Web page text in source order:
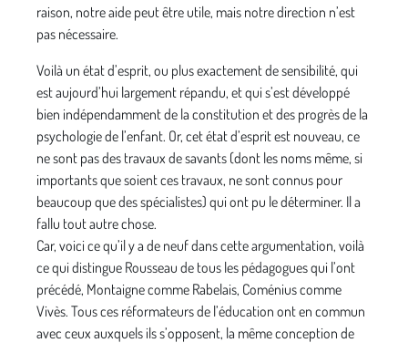
raison, notre aide peut être utile, mais notre direction n’est
pas nécessaire.
Voilà un état d’esprit, ou plus exactement de sensibilité, qui
est aujourd’hui largement répandu, et qui s’est développé
bien indépendamment de la constitution et des progrès de la
psychologie de l’enfant. Or, cet état d’esprit est nouveau, ce
ne sont pas des travaux de savants (dont les noms même, si
importants que soient ces travaux, ne sont connus pour
beaucoup que des spécialistes) qui ont pu le déterminer. Il a
fallu tout autre chose.
Car, voici ce qu’il y a de neuf dans cette argumentation, voilà
ce qui distingue Rousseau de tous les pédagogues qui l’ont
précédé, Montaigne comme Rabelais, Coménius comme
Vivès. Tous ces réformateurs de l’éducation ont en commun
avec ceux auxquels ils s’opposent, la même conception de